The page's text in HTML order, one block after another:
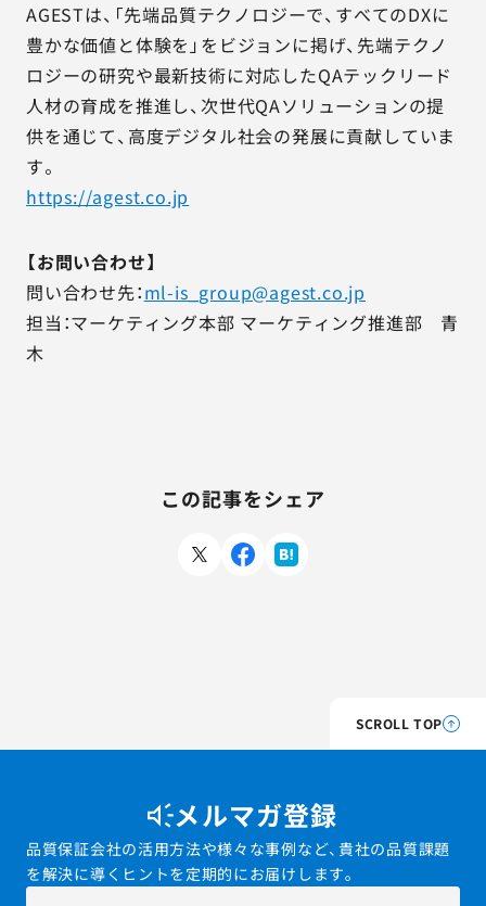
AGESTは、「先端品質テクノロジーで、すべてのDXに
豊かな価値と体験を」をビジョンに掲げ、先端テクノ
ロジーの研究や最新技術に対応したQAテックリード
人材の育成を推進し、次世代QAソリューションの提
供を通じて、高度デジタル社会の発展に貢献していま
す。
https://agest.co.jp
【お問い合わせ】
問い合わせ先：ml-is_group@agest.co.jp
担当：マーケティング本部 マーケティング推進部 青
木
この記事をシェア
SCROLL TOP
メルマガ登録
品質保証会社の活用方法や様々な事例など、貴社の品質課題
を解決に導くヒントを定期的にお届けします。